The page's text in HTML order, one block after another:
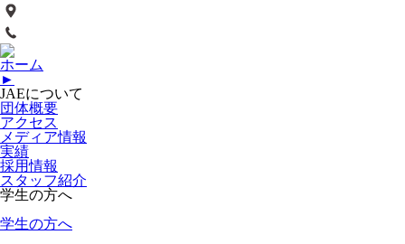
ホーム
►
JAEについて
団体概要
アクセス
メディア情報
実績
採用情報
スタッフ紹介
学生の方へ
学生の方へ